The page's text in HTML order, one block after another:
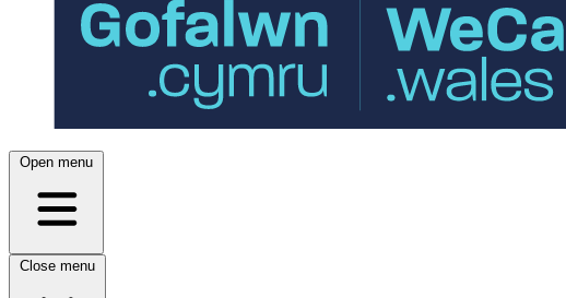
Open menu
Close menu